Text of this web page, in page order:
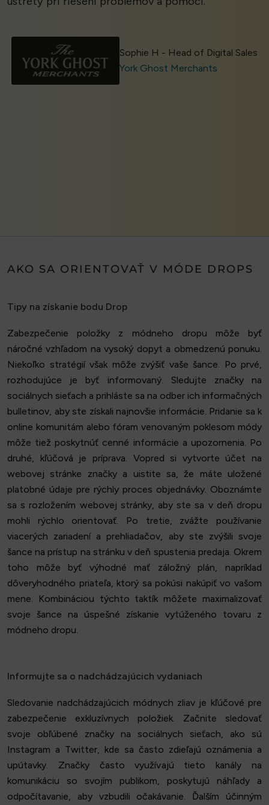
Sophie H - Head of Digital Sales
York Ghost Merchants
AKO SA ORIENTOVAŤ V MÓDE DROPS
Tipy na získanie bodu Drop
Zabezpečenie položky z módneho dropu môže byť
náročné vzhľadom na vysoký dopyt a obmedzenú ponuku.
Niekoľko stratégií však môže zvýšiť vaše šance. Po prvé,
rozhodujúce je byť informovaný. Sledujte značky na
sociálnych sieťach a prihláste sa na odber ich informačných
bulletinov, aby ste získali najnovšie informácie. Pridanie sa k
online komunitám alebo fóram venovaným poklesom módy
môže tiež poskytnúť cenné informácie a upozornenia. Po
druhé, kľúčová je príprava. Vopred si vytvorte účet na
webovej stránke značky a uistite sa, že máte uložené
platobné údaje pre rýchly proces objednávky. Oboznámte
sa s rozložením webovej stránky, aby ste sa v deň dropu
mohli rýchlo orientovať. Po tretie, zvážte používanie
viacerých zariadení a prehliadačov, aby ste zvýšili svoje
šance na prístup na stránku v deň spustenia predaja. Okrem
toho môže byť výhodné mať záložný plán, napríklad
dôveryhodného priateľa, ktorý sa pokúsi nakúpiť vo vašom
mene. Kombináciou týchto taktík môžete maximalizovať
svoje šance na úspešné získanie vytúženého tovaru z
módneho dropu.
Informujte sa o nadchádzajúcich vydaniach
Sledovanie nadchádzajúcich módnych zliav je kľúčové pre
zabezpečenie exkluzívnych položiek. Začnite sledovať
svoje obľúbené značky na sociálnych sieťach, ako sú
Instagram a Twitter, kde sa často zdieľajú oznámenia a
upútavky. Značky často využívajú tieto kanály na
komunikáciu so svojím publikom, poskytujú náhľady a
odpočítavanie, aby vzbudili očakávanie. Ďalším účinným